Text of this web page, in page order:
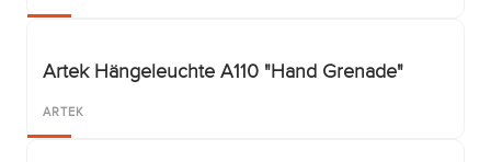
Artek Hängeleuchte A110 "Hand Grenade"
ARTEK